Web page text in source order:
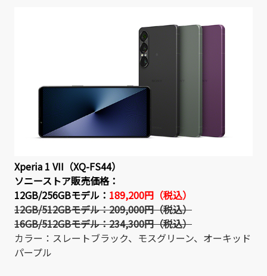
Xperia 1 VII（XQ-FS44）
ソニーストア販売価格：
12GB/256GBモデル： 189,200円（税込）
12GB/512GBモデル：209,000円（税込）
16GB/512GBモデル：234,300円（税込）
カラー：スレートブラック、モスグリーン、オーキッド
パープル